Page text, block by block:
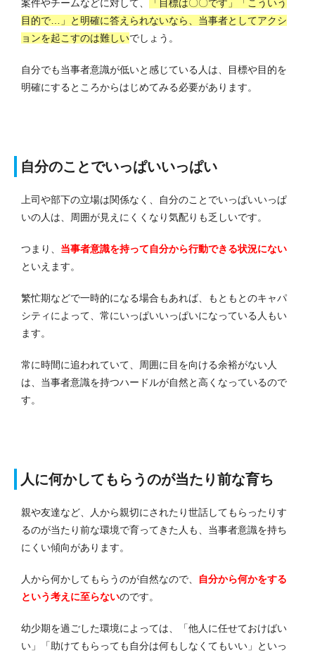
案件やチームなどに対して、
「目標は〇〇です」「こういう
目的で…」と明確に答えられないなら、当事者としてアクシ
ョンを起こすのは難しいでしょう。
自分でも当事者意識が低いと感じている人は、目標や目的を
明確にするところからはじめてみる必要があります。
自分のことでいっぱいいっぱい
上司や部下の立場は関係なく、自分のことでいっぱいいっぱ
いの人は、周囲が見えにくくなり気配りも乏しいです。
つまり、 当事者意識を持って自分から行動できる状況にない
といえます。
繁忙期などで一時的になる場合もあれば、もともとのキャパ
シティによって、常にいっぱいいっぱいになっている人もい
ます。
常に時間に追われていて、周囲に目を向ける余裕がない人
は、当事者意識を持つハードルが自然と高くなっているので
す。
人に何かしてもらうのが当たり前な育ち
親や友達など、人から親切にされたり世話してもらったりす
るのが当たり前な環境で育ってきた人も、当事者意識を持ち
にくい傾向があります。
人から何かしてもらうのが自然なので、
自分から何かをする
という考えに至らないのです。
幼少期を過ごした環境によっては、「他人に任せておけばい
い」「助けてもらっても自分は何もしなくてもいい」といっ